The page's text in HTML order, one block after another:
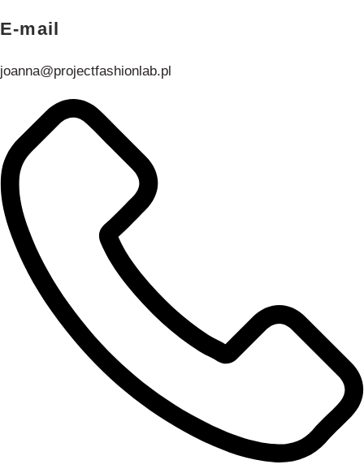
E-mail
joanna@projectfashionlab.pl